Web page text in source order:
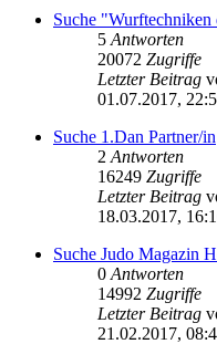
Suche
5 Antworten
20072 Zugriffe
Letzter Beitrag
01.07.2017,
Suche 1.Dan Partner/in
2 Antworten
16249 Zugriffe
Letzter Beitrag
18.03.2017,
Suche Judo Magazin
0 Antworten
14992 Zugriffe
Letzter Beitrag
21.02.2017,